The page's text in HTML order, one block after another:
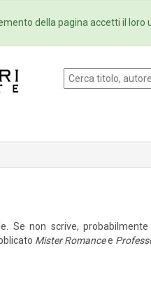
Newsletter
Se non scrive,
Mister Romancee
della pagina accetti il loro